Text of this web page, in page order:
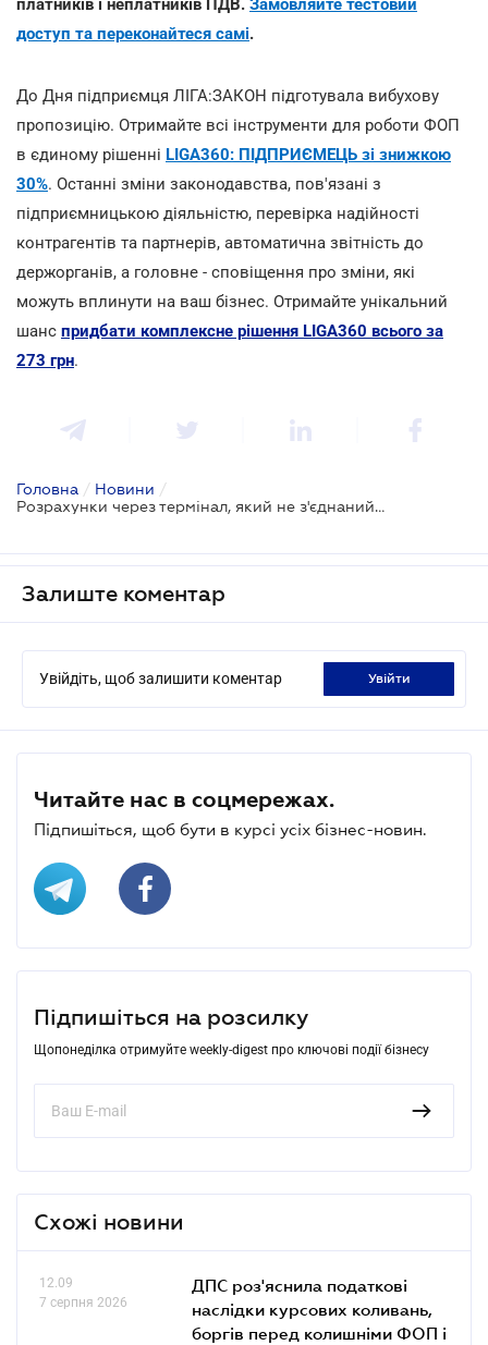
платників і неплатників ПДВ. Замовляйте тестовий
доступ та переконайтеся самі.
До Дня підприємця ЛІГА:ЗАКОН підготувала вибухову
пропозицію. Отримайте всі інструменти для роботи ФОП
в єдиному рішенні LIGA360: ПІДПРИЄМЕЦЬ зі знижкою
30%. Останні зміни законодавства, пов'язані з
підприємницькою діяльністю, перевірка надійності
контрагентів та партнерів, автоматична звітність до
держорганів, а головне - сповіщення про зміни, які
можуть вплинути на ваш бізнес. Отримайте унікальний
шанс придбати комплексне рішення LIGA360 всього за
273 грн.
Головна / Новини /
Розрахунки через термінал, який не з'єднаний з РРО/ПРРО: чи будуть штрафні санкції
Залиште коментар
Увійдіть, щоб залишити коментар увійти
Читайте нас в соцмережах.
Підпишіться, щоб бути в курсі усіх бізнес-новин.
Підпишіться на розсилку
Щопонеділка отримуйте weekly-digest про ключові події бізнесу
Схожі новини
12.09
7 серпня 2026
ДПС роз'яснила податкові
наслідки курсових коливань,
боргів перед колишніми ФОП і